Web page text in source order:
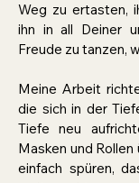
Weg zu ertasten,
ihn in all Deiner
Freude zu tanzen,
Meine Arbeit
die sich in der
Tiefe neu
Masken und
einfach spüren,